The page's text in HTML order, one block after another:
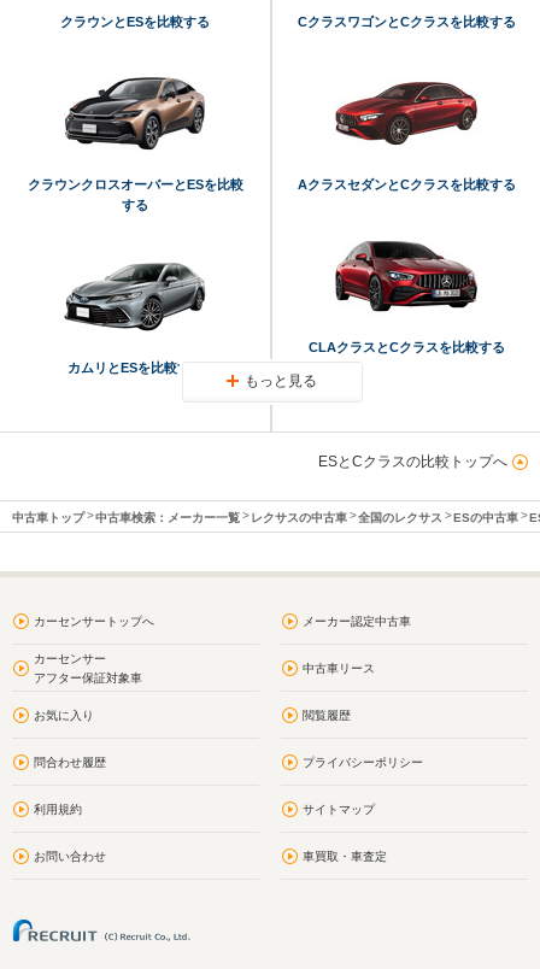
クラウンとESを比較する
クラウンクロスオーバーとESを比較
する
カムリとESを比較する
CクラスワゴンとCクラスを比較する
AクラスセダンとCクラスを比較する
CLAクラスとCクラスを比較する
もっと見る
ESとCクラスの比較トップへ
中古車トップ 中古車検索：メーカー一覧 レクサスの中古車 全国のレクサス ESの中古車
カーセンサートップへ メーカー認定中古車
カーセンサー
アフター保証対象車
中古車リース
お気に入り 閲覧履歴
問合わせ履歴 プライバシーポリシー
利用規約 サイトマップ
お問い合わせ 車買取・車査定